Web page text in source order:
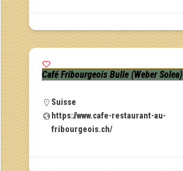
Café Fribourgeois Bulle (Weber Solea)
Suisse
https://www.cafe-restaurant-au-
fribourgeois.ch/